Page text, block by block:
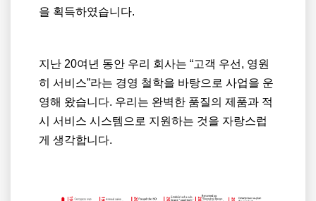
을 획득하였습니다.
지난 20여년 동안 우리 회사는 “고객 우선, 영원
히 서비스”라는 경영 철학을 바탕으로 사업을 운
영해 왔습니다. 우리는 완벽한 품질의 제품과 적
시 서비스 시스템으로 지원하는 것을 자랑스럽
게 생각합니다.